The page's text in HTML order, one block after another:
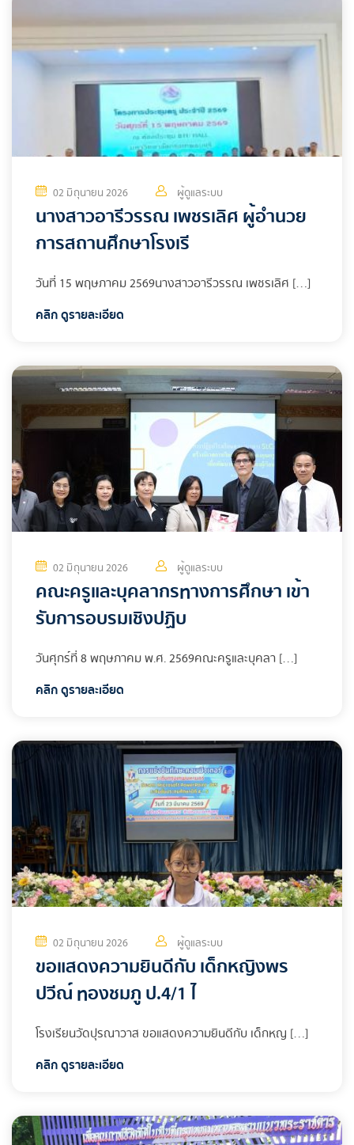
02 มิถุนายน 2026 ผู้ดูแลระบบ
นางสาวอารีวรรณ เพชรเลิศ ผู้อำนวย
การสถานศึกษาโรงเรี
วันที่ 15 พฤษภาคม 2569นางสาวอารีวรรณ เพชรเลิศ […]
คลิก ดูรายละเอียด
02 มิถุนายน 2026 ผู้ดูแลระบบ
คณะครูและบุคลากรทางการศึกษา เข้า
รับการอบรมเชิงปฏิบ
วันศุกร์ที่ 8 พฤษภาคม พ.ศ. 2569คณะครูและบุคลา […]
คลิก ดูรายละเอียด
02 มิถุนายน 2026 ผู้ดูแลระบบ
ขอแสดงความยินดีกับ เด็กหญิงพร
ปวีณ์ ทองชมภู ป.4/1 ไ
โรงเรียนวัดปุรณาวาส ขอแสดงความยินดีกับ เด็กหญ […]
คลิก ดูรายละเอียด